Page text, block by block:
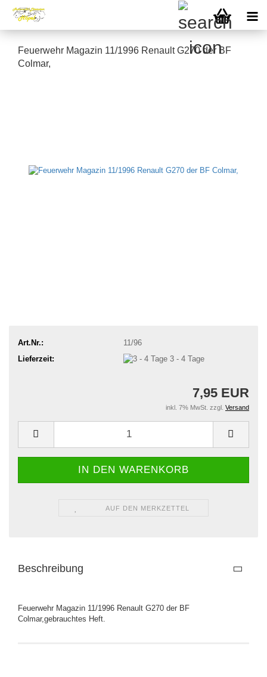
Feuerwehr Magazin 11/1996 Renault G270 der BF
Colmar,
Art.Nr.:
11/96
Lieferzeit:
3 - 4 Tage
7,95 EUR
inkl. 7% MwSt. zzgl. Versand
AUF DEN MERKZETTEL
Beschreibung
Feuerwehr Magazin 11/1996 Renault G270 der BF
Colmar,gebrauchtes Heft.